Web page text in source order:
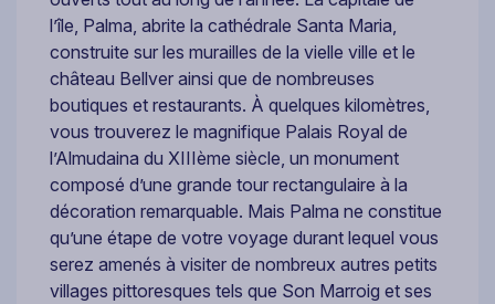
l’île, Palma, abrite la cathédrale Santa Maria,
construite sur les murailles de la vielle ville et le
château Bellver ainsi que de nombreuses
boutiques et restaurants. À quelques kilomètres,
vous trouverez le magnifique Palais Royal de
l’Almudaina du XIIIème siècle, un monument
composé d’une grande tour rectangulaire à la
décoration remarquable. Mais Palma ne constitue
qu’une étape de votre voyage durant lequel vous
serez amenés à visiter de nombreux autres petits
villages pittoresques tels que Son Marroig et ses